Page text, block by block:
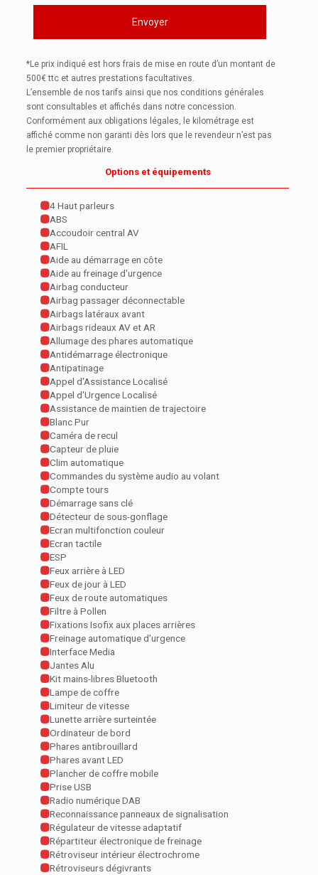
*Le prix indiqué est hors frais de mise en route d’un montant de
500€ ttc et autres prestations facultatives.
L’ensemble de nos tarifs ainsi que nos conditions générales
sont consultables et affichés dans notre concession.
Conformément aux obligations légales, le kilométrage est
affiché comme non garanti dès lors que le revendeur n’est pas
le premier propriétaire.
Options et équipements
4 Haut parleurs
ABS
Accoudoir central AV
AFIL
Aide au démarrage en côte
Aide au freinage d'urgence
Airbag conducteur
Airbag passager déconnectable
Airbags latéraux avant
Airbags rideaux AV et AR
Allumage des phares automatique
Antidémarrage électronique
Antipatinage
Appel d'Assistance Localisé
Appel d'Urgence Localisé
Assistance de maintien de trajectoire
Blanc Pur
Caméra de recul
Capteur de pluie
Clim automatique
Commandes du système audio au volant
Compte tours
Démarrage sans clé
Détecteur de sous-gonflage
Ecran multifonction couleur
Ecran tactile
ESP
Feux arrière à LED
Feux de jour à LED
Feux de route automatiques
Filtre à Pollen
Fixations Isofix aux places arrières
Freinage automatique d'urgence
Interface Media
Jantes Alu
Kit mains-libres Bluetooth
Lampe de coffre
Limiteur de vitesse
Lunette arrière surteintée
Ordinateur de bord
Phares antibrouillard
Phares avant LED
Plancher de coffre mobile
Prise USB
Radio numérique DAB
Reconnaissance panneaux de signalisation
Régulateur de vitesse adaptatif
Répartiteur électronique de freinage
Rétroviseur intérieur électrochrome
Rétroviseurs dégivrants